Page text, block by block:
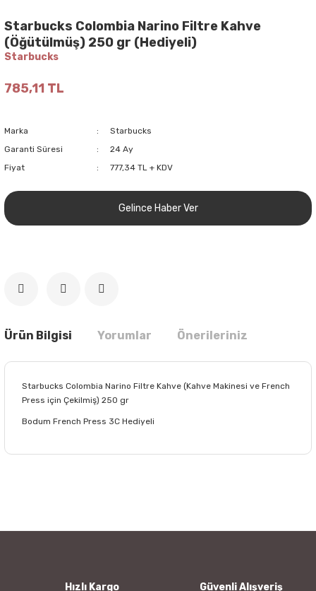
Starbucks Colombia Narino Filtre Kahve
(Öğütülmüş) 250 gr (Hediyeli)
Starbucks
785,11 TL
Marka
Starbucks
Garanti Süresi
24 Ay
Fiyat
777,34 TL + KDV
Gelince Haber Ver
Ürün Bilgisi Yorumlar Önerileriniz
Starbucks Colombia Narino Filtre Kahve (Kahve Makinesi ve French
Press için Çekilmiş) 250 gr
Bodum French Press 3C Hediyeli
Ürün bilgilerinde hatalar bulunuyor.
Hızlı Kargo Güvenli Alışveriş